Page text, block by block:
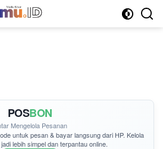
POSBON
Mengelola Pesanan
untuk pesan & bayar langsung dari HP. Kelola
lebih simpel dan terpantau online.